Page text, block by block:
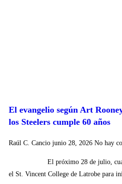
El evangelio según Art
los Steelers cumple 60 años
Raúl C. Cancio junio 28, 2026 No hay
El próximo 28 de julio, cuando
el St. Vincent College de Latrobe para